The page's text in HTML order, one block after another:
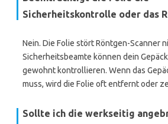
Sicherheitskontrolle oder das
Nein. Die Folie stört Röntgen-Scanner
Sicherheitsbeamte können dein
gewohnt kontrollieren. Wenn das
muss, wird die Folie oft entfernt oder
Sollte ich die werkseitig